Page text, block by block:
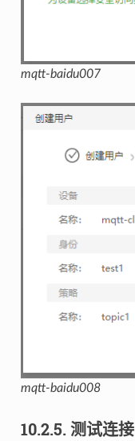
mqtt-baidu007
mqtt-baidu008
10.2.5. 测试连接